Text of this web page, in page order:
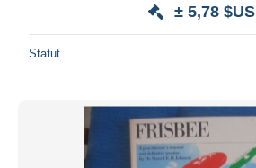
± 5,78 $US
Statut